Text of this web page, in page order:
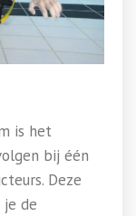
is het
bij één
Deze
de